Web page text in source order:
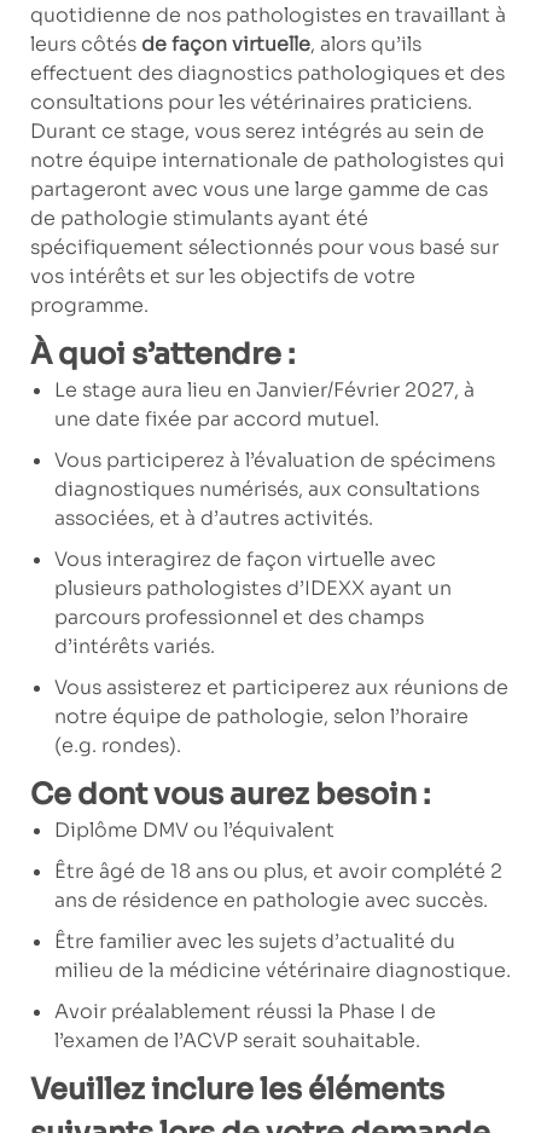
quotidienne de nos pathologistes en travaillant à
leurs côtés de façon virtuelle, alors qu’ils
effectuent des diagnostics pathologiques et des
consultations pour les vétérinaires praticiens.
Durant ce stage, vous serez intégrés au sein de
notre équipe internationale de pathologistes qui
partageront avec vous une large gamme de cas
de pathologie stimulants ayant été
spécifiquement sélectionnés pour vous basé sur
vos intérêts et sur les objectifs de votre
programme.
À quoi s’attendre :
Le stage aura lieu en Janvier/Février 2027, à
une date fixée par accord mutuel.
Vous participerez à l’évaluation de spécimens
diagnostiques numérisés, aux consultations
associées, et à d’autres activités.
Vous interagirez de façon virtuelle avec
plusieurs pathologistes d’IDEXX ayant un
parcours professionnel et des champs
d’intérêts variés.
Vous assisterez et participerez aux réunions de
notre équipe de pathologie, selon l’horaire
(e.g. rondes).
Ce dont vous aurez besoin :
Diplôme DMV ou l’équivalent
Être âgé de 18 ans ou plus, et avoir complété 2
ans de résidence en pathologie avec succès.
Être familier avec les sujets d’actualité du
milieu de la médicine vétérinaire diagnostique.
Avoir préalablement réussi la Phase I de
l’examen de l’ACVP serait souhaitable.
Veuillez inclure les éléments